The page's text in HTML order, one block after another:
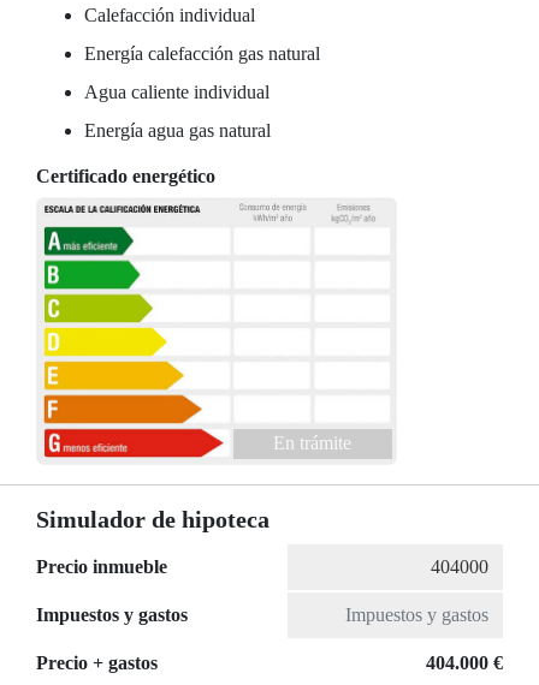
Calefacción individual
Energía calefacción gas natural
Agua caliente individual
Energía agua gas natural
Certificado energético
En trámite
Simulador de hipoteca
Precio inmueble
Impuestos y gastos
Precio + gastos 404.000 €